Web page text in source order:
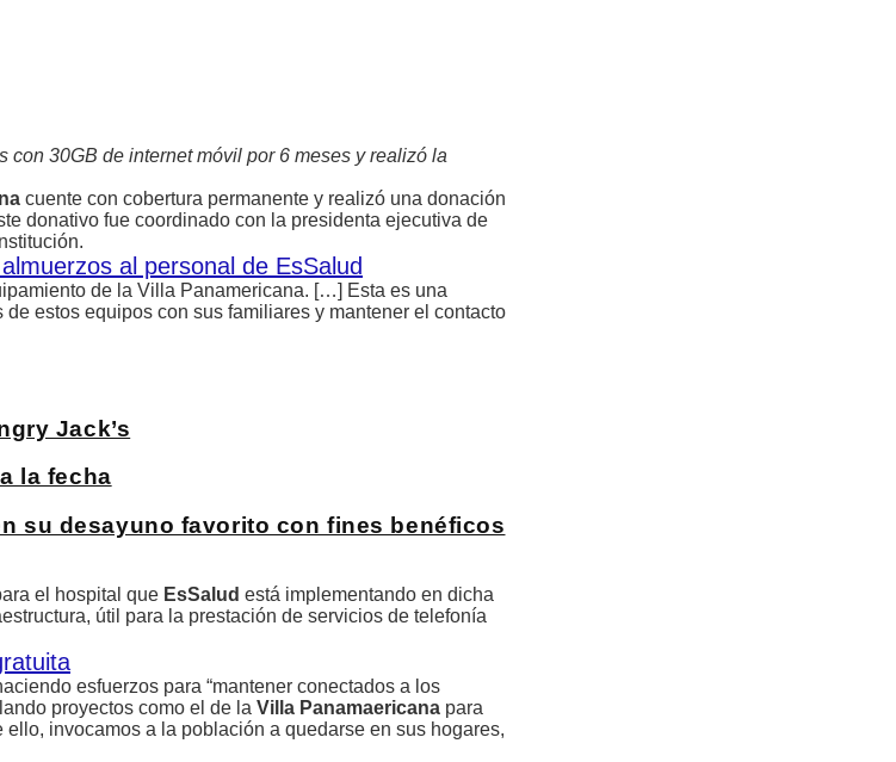
30GB de internet móvil por 6 meses y realizó la
cuente con cobertura permanente y realizó una donación
donativo fue coordinado con la presidenta ejecutiva de
al personal de EsSalud
de la Villa Panamericana. […] Esta es una
estos equipos con sus familiares y mantener el contacto
Jack’s
la fecha
su desayuno favorito con fines benéficos
el hospital que EsSalud está implementando en dicha
útil para la prestación de servicios de telefonía
esfuerzos para “mantener conectados a los
proyectos como el de la Villa Panamaericana para
invocamos a la población a quedarse en sus hogares,